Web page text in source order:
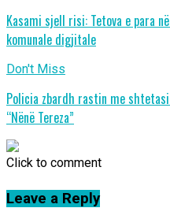
Kasami sjell risi: Tetova e para
komunale digjitale
Don't Miss
Policia zbardh rastin me
“Nënë Tereza”
Click to comment
Leave a Reply